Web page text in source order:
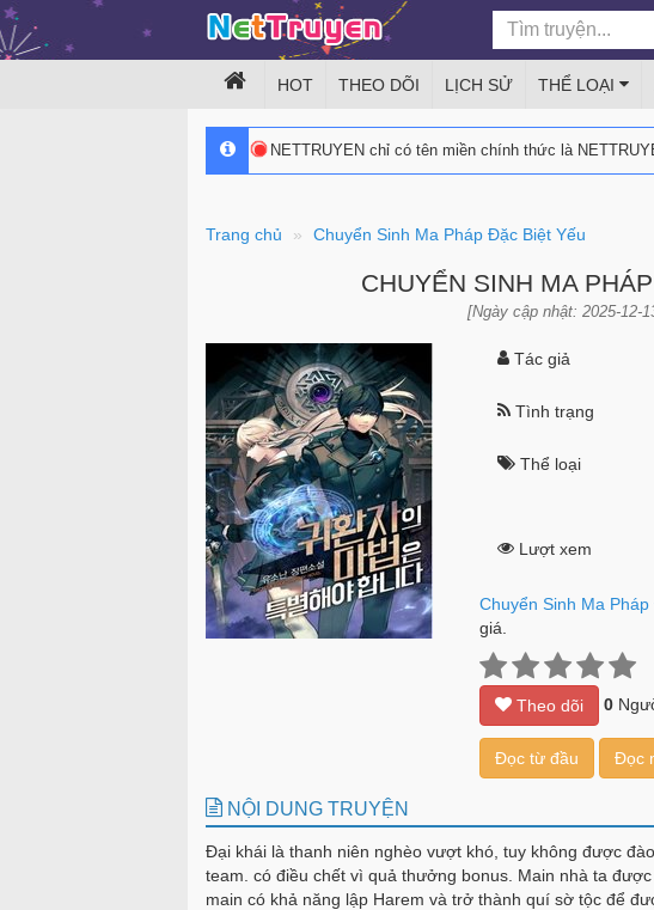
HOT THEO DÕI LỊCH SỬ THỂ LOẠI
NETTRUYEN chỉ có tên miền chính thức là
Trang chủ Chuyển Sinh Ma Pháp Đặc Biệt Yếu
CHUYỂN SINH MA
[Ngày cập nhật: 2025-12-
Tác giả
Tình trạng
Thể loại
Lượt xem
Chuyển Sinh Ma
giá.
Theo dõi 0
Đọc từ đầu Đọc
NỘI DUNG TRUYỆN
Đại khái là thanh niên nghèo vượt khó, tuy không được
team. có điều chết vì quả thưởng bonus. Main nhà ta
main có khả năng lập Harem và trở thành quí sờ tộc để